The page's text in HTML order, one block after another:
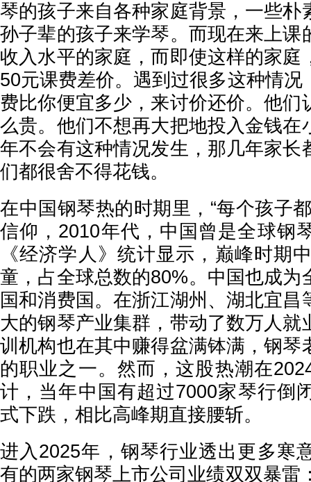
琴的孩子来自各种家庭背景，一些朴
孙子辈的孩子来学琴。而现在来上课
收入水平的家庭，而即使这样的家庭
50元课费差价。遇到过很多这种情况
费比你便宜多少，来讨价还价。他们
么贵。他们不想再大把地投入金钱在
年不会有这种情况发生，那几年家长
们都很舍不得花钱。
在中国钢琴热的时期里，“每个孩子
信仰，2010年代，中国曾是全球钢
《经济学人》统计显示，巅峰时期
童，占全球总数的80%。中国也成为
国和消费国。在浙江湖州、湖北宜昌
大的钢琴产业集群，带动了数万人就
训机构也在其中赚得盆满钵满，钢琴
的职业之一。然而，这股热潮在
计，当年中国有超过7000家琴行倒
式下跌，相比高峰期直接腰斩。
进入2025年，钢琴行业透出更多寒
有的两家钢琴上市公司业绩双双暴雷